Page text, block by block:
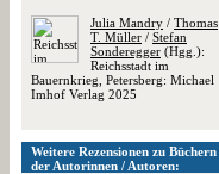
Julia Mandry / Thomas
T. Müller / Stefan
Sonderegger (Hgg.):
Reichsstadt im
Bauernkrieg, Petersberg: Michael
Imhof Verlag 2025
Weitere Rezensionen zu Büchern
der Autorinnen / Autoren: